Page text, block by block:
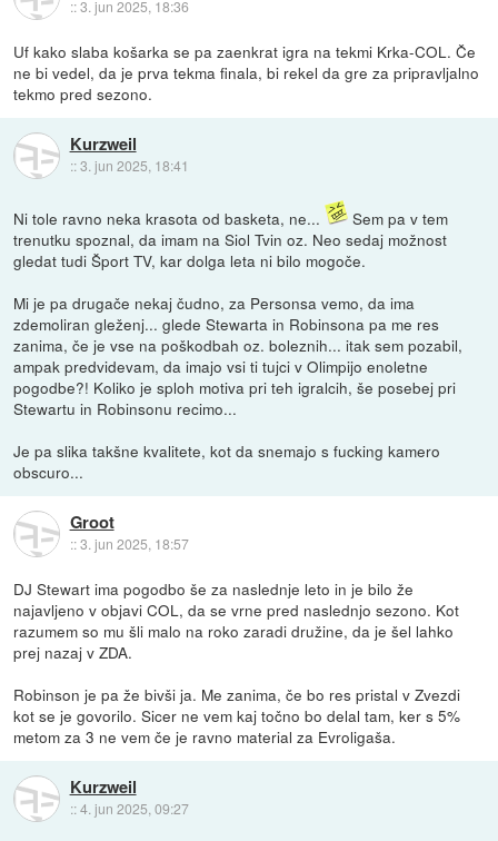
::3. jun 2025, 18:36
Uf kako slaba košarka se pa zaenkrat igra na tekmi Krka-COL. Če
ne bi vedel, da je prva tekma finala, bi rekel da gre za pripravljalno
tekmo pred sezono.
Kurzweil
::3. jun 2025, 18:41
Ni tole ravno neka krasota od basketa, ne...
Sem pa v tem
trenutku spoznal, da imam na Siol Tvin oz. Neo sedaj možnost
gledat tudi Šport TV, kar dolga leta ni bilo mogoče.
Mi je pa drugače nekaj čudno, za Personsa vemo, da ima
zdemoliran gleženj... glede Stewarta in Robinsona pa me res
zanima, če je vse na poškodbah oz. boleznih... itak sem pozabil,
ampak predvidevam, da imajo vsi ti tujci v Olimpijo enoletne
pogodbe?! Koliko je sploh motiva pri teh igralcih, še posebej pri
Stewartu in Robinsonu recimo...
Je pa slika takšne kvalitete, kot da snemajo s fucking kamero
obscuro...
Groot
::3. jun 2025, 18:57
DJ Stewart ima pogodbo še za naslednje leto in je bilo že
najavljeno v objavi COL, da se vrne pred naslednjo sezono. Kot
razumem so mu šli malo na roko zaradi družine, da je šel lahko
prej nazaj v ZDA.
Robinson je pa že bivši ja. Me zanima, če bo res pristal v Zvezdi
kot se je govorilo. Sicer ne vem kaj točno bo delal tam, ker s 5%
metom za 3 ne vem če je ravno material za Evroligaša.
Kurzweil
::4. jun 2025, 09:27